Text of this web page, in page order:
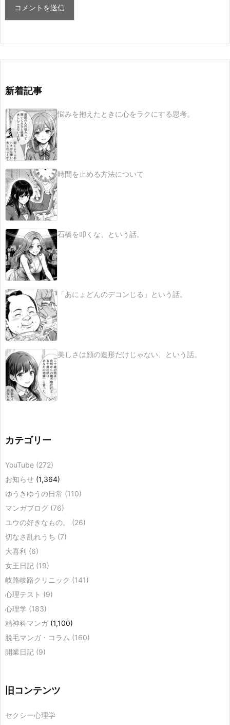
新着記事
悩みを抱えたときに心をラクにする思考。
時間を止める方法について
石橋を叩くな、という話。
「あにょどんのデコンじる」という話。
美しさは顔の造形だけじゃない、という話。
カテゴリー
YouTube (272)
お知らせ (1,364)
ゆうきゆうの日常 (110)
マンガブログ (76)
ユウの好きなもの。 (26)
切なさ乱れうち (7)
大喜利 (6)
女王日記 (19)
岐路岐路クリニック (141)
心理テスト (9)
心理学 (183)
精神科マンガ (1,100)
脱毛マンガ・コラム (160)
開業日記 (9)
旧コンテンツ
セクシー心理学